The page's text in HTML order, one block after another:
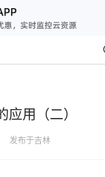
用（二）
发布于吉林